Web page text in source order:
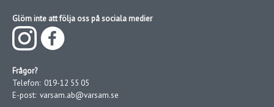
Glöm inte att följa oss på sociala medier
Frågor?
Telefon: 019-12 55 05
E-post: varsam.ab@varsam.se